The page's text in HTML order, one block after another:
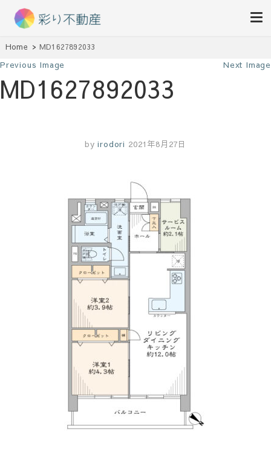
彩り不動産
Home MD1627892033
Previous Image Next Image
MD1627892033
by irodori 2021年8月27日